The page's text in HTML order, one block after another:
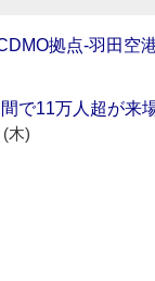
拠点‐羽田空
間で11万人超が来
木)